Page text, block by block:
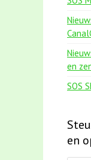
en
SOS
en